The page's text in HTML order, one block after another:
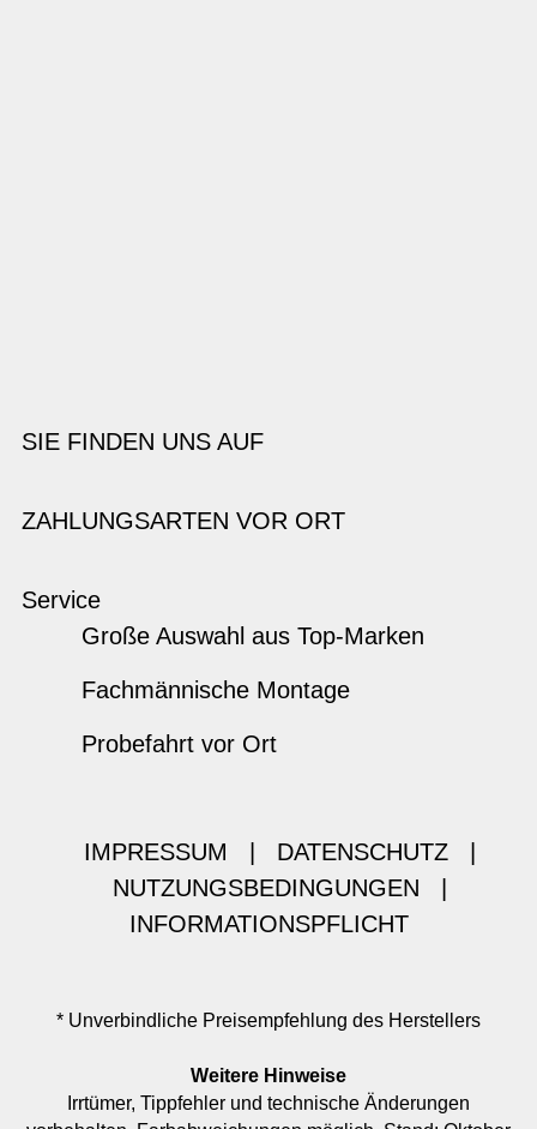
SIE FINDEN UNS AUF
ZAHLUNGSARTEN VOR ORT
Service
Große Auswahl aus Top-Marken
Fachmännische Montage
Probefahrt vor Ort
IMPRESSUM DATENSCHUTZ
NUTZUNGSBEDINGUNGEN
INFORMATIONSPFLICHT
* Unverbindliche Preisempfehlung des Herstellers
Weitere Hinweise
Irrtümer, Tippfehler und technische Änderungen